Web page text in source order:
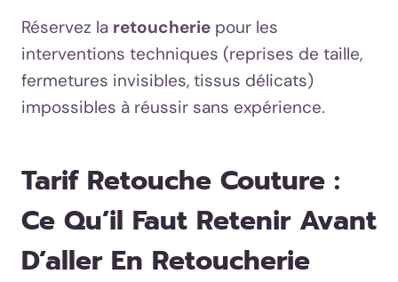
Réservez la retoucherie pour les
interventions techniques (reprises de taille,
fermetures invisibles, tissus délicats)
impossibles à réussir sans expérience.
Tarif Retouche Couture :
Ce Qu’il Faut Retenir Avant
D’aller En Retoucherie